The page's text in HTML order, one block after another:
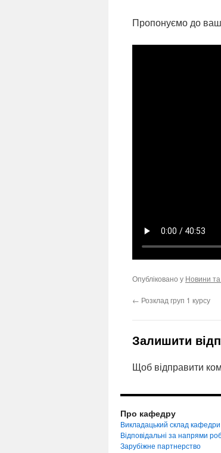
Пропонуємо до
Опубліковано у Новини
← Розклад груп 1 курсу
Залишити
Щоб відправити
Про кафедру
Викладацький склад кафедри
Відповідальні за напрями
Зарубіжне партнерство